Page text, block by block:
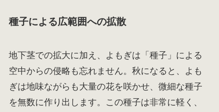
種子による広範囲への拡散
地下茎での拡大に加え、よもぎは「種子」による
空中からの侵略も忘れません。秋になると、よも
ぎは地味ながらも大量の花を咲かせ、微細な種子
を無数に作り出します。この種子は非常に軽く、